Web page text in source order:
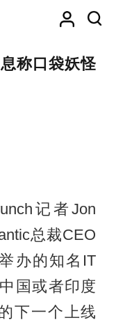
称口袋妖怪
记者Jon
总裁CEO
办的知名IT
国或者印度
下一个上线